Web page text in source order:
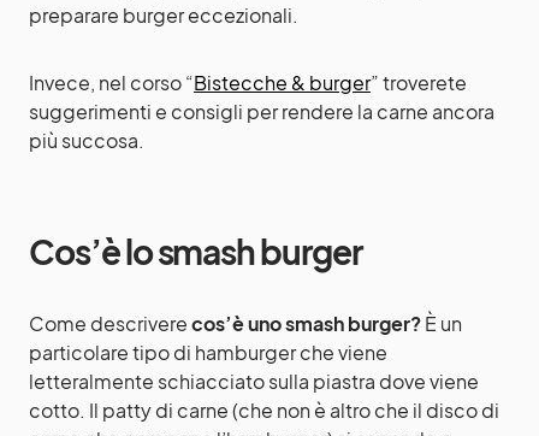
preparare burger eccezionali.
Invece, nel corso “Bistecche & burger” troverete
suggerimenti e consigli per rendere la carne ancora
più succosa.
Cos’è lo smash burger
Come descriverecos’è uno smash burger?È un
particolare tipo di hamburger che viene
letteralmente schiacciato sulla piastra dove viene
cotto. Il patty di carne (che non è altro che il disco di